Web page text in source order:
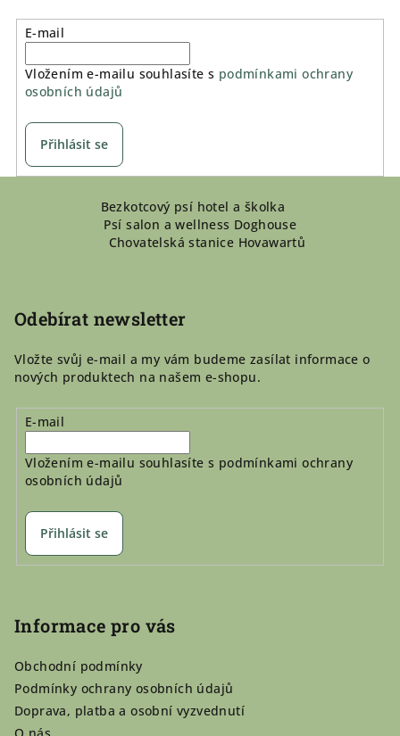
E-mail
Vložením e-mailu souhlasíte s podmínkami ochrany
osobních údajů
Přihlásit se
Bezkotcový psí hotel a školka
Psí salon a wellness Doghouse
Chovatelská stanice Hovawartů
Odebírat newsletter
Vložte svůj e-mail a my vám budeme zasílat informace o
nových produktech na našem e-shopu.
E-mail
Vložením e-mailu souhlasíte s podmínkami ochrany
osobních údajů
Přihlásit se
Informace pro vás
Obchodní podmínky
Podmínky ochrany osobních údajů
Doprava, platba a osobní vyzvednutí